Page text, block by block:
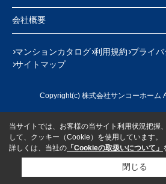
会社概要
マンションカタログ 利用規約 プライ
サイトマップ
Copyright(c) 株式会社サンコーホーム
当サイトでは、お客様の当サイト利用状況把握
して、クッキー（Cookie）を使用しています。
詳しくは、当社の 「Cookieの取扱いについて」
閉じる